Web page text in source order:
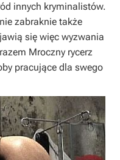
innych kryminalistów.
zabraknie także
się więc wyzwania
Mroczny rycerz
pracujące dla swego